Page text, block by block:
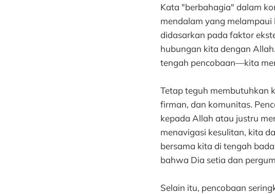
Kata "berbahagia" dalam
mendalam yang
didasarkan pada faktor
hubungan kita dengan
tengah pencobaan—kita
Tetap teguh membutuhkan
firman, dan komunitas.
kepada Allah atau justru
menavigasi kesulitan, kita
bersama kita di tengah
bahwa Dia setia dan
Selain itu, pencobaan